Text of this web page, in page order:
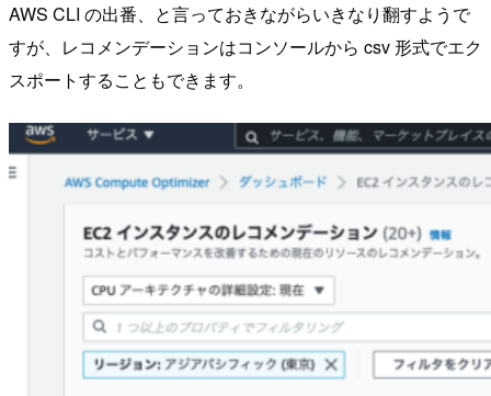
AWS CLI の出番、と言っておきながらいきなり翻すようで
すが、レコメンデーションはコンソールから csv 形式でエク
スポートすることもできます。